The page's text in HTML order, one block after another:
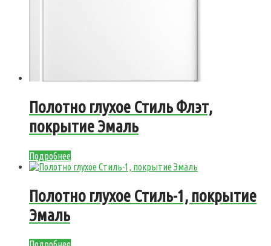
Полотно глухое Стиль Флэт,
покрытие Эмаль
Подробнее
Полотно глухое Стиль-1, покрытие
Эмаль